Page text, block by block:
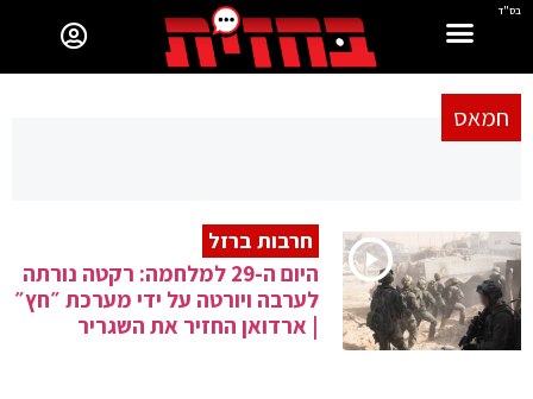
בס"ד
חמאס
חרבות ברזל
היום ה-29 למלחמה: רקטה נורתה
לערבה ויורטה על ידי מערכת ״חץ״
| ארדואן החזיר את השגריר